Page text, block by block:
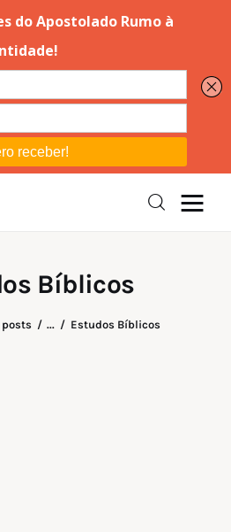
Bíblicos
posts ... Estudos Bíblicos